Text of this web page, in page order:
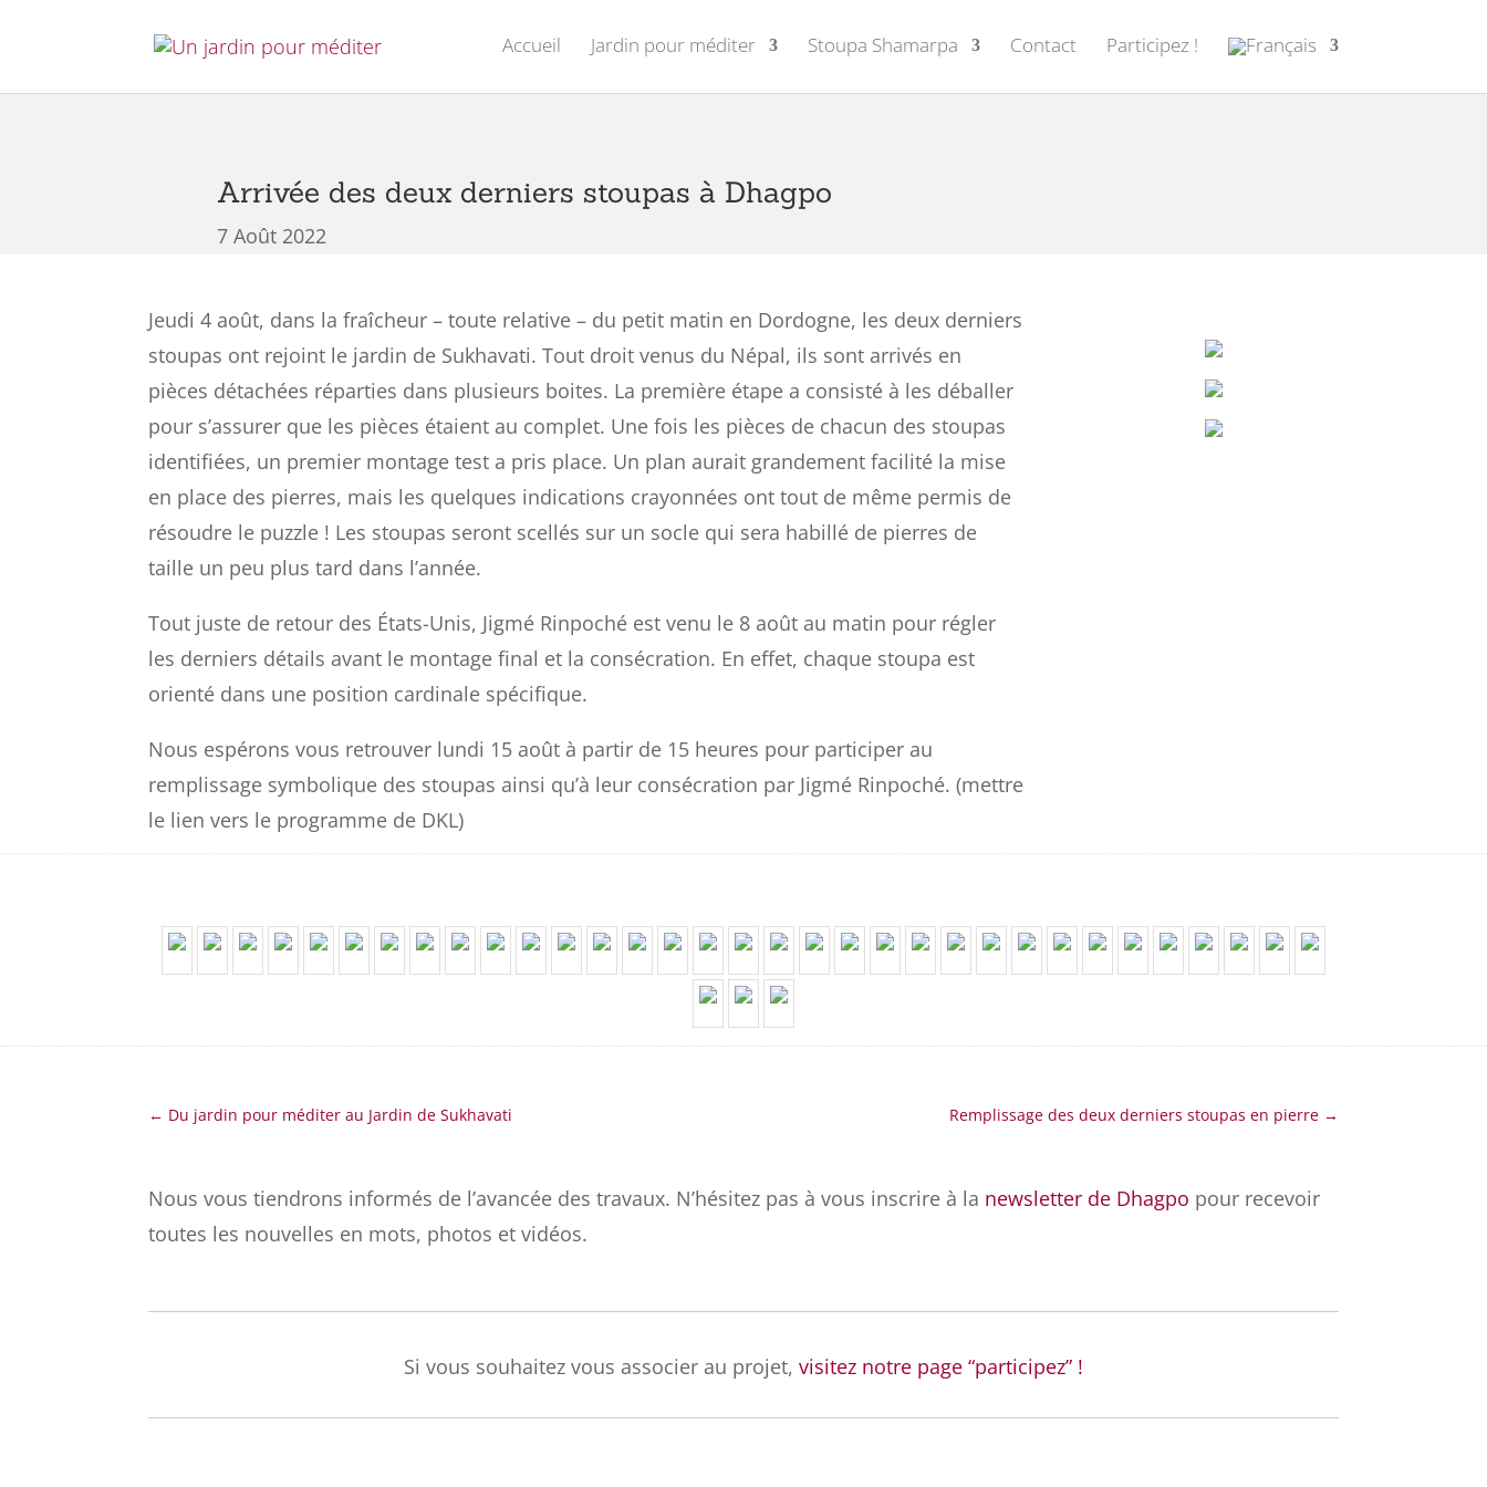
Accueil Jardin pour méditer Stoupa Shamarpa Contact Participez !
Arrivée des deux derniers stoupas à Dhagpo
7 Août 2022
Jeudi 4 août, dans la fraîcheur – toute relative – du petit matin en Dordogne, les deux derniers
stoupas ont rejoint le jardin de Sukhavati. Tout droit venus du Népal, ils sont arrivés en
pièces détachées réparties dans plusieurs boites. La première étape a consisté à les déballer
pour s’assurer que les pièces étaient au complet. Une fois les pièces de chacun des stoupas
identifiées, un premier montage test a pris place. Un plan aurait grandement facilité la mise
en place des pierres, mais les quelques indications crayonnées ont tout de même permis de
résoudre le puzzle ! Les stoupas seront scellés sur un socle qui sera habillé de pierres de
taille un peu plus tard dans l’année.
Tout juste de retour des États-Unis, Jigmé Rinpoché est venu le 8 août au matin pour régler
les derniers détails avant le montage final et la consécration. En effet, chaque stoupa est
orienté dans une position cardinale spécifique.
Nous espérons vous retrouver lundi 15 août à partir de 15 heures pour participer au
remplissage symbolique des stoupas ainsi qu’à leur consécration par Jigmé Rinpoché. (mettre
le lien vers le programme de DKL)
← Du jardin pour méditer au Jardin de Sukhavati Remplissage des deux derniers stoupas en pierre→
Nous vous tiendrons informés de l’avancée des travaux. N’hésitez pas à vous inscrire à la newsletter de Dhagpo pour recevoir
toutes les nouvelles en mots, photos et vidéos.
Si vous souhaitez vous associer au projet, visitez notre page “participez” !